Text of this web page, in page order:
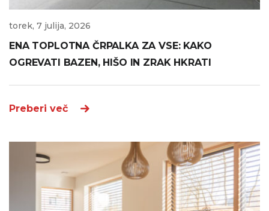
torek, 7 julija, 2026
ENA TOPLOTNA ČRPALKA ZA VSE: KAKO
OGREVATI BAZEN, HIŠO IN ZRAK HKRATI
Preberi več